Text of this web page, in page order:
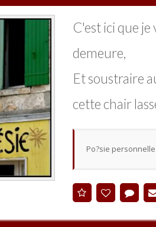
C'est ici que
demeure,
Et soustraire
cette chair
Po?sie personnelle